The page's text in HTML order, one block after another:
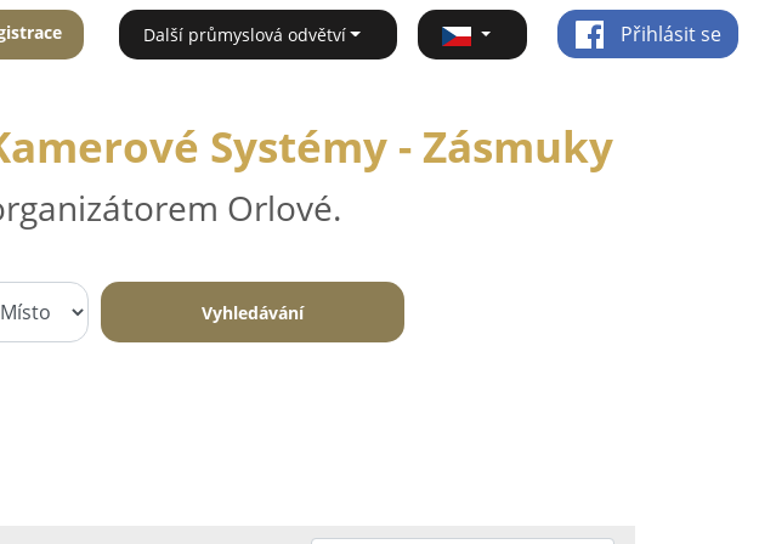
Další průmyslová odvětví Přihlásit se
Systémy - Zásmuky
Orlové.
Vyhledávání